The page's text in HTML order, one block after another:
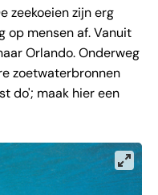
zeekoeien zijn erg
op mensen af. Vanuit
Orlando. Onderweg
zoetwaterbronnen
do'; maak hier een